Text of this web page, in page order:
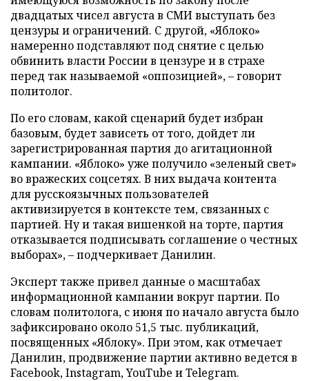
двадцатых чисел августа в СМИ выступать без
цензуры и ограничений. С другой, «Яблоко»
намеренно подставляют под снятие с целью
обвинить власти России в цензуре и в страхе
перед так называемой «оппозицией», – говорит
политолог.
По его словам, какой сценарий будет избран
базовым, будет зависеть от того, дойдет ли
зарегистрированная партия до агитационной
кампании. «Яблоко» уже получило «зеленый свет»
во вражеских соцсетях. В них выдача контента
для русскоязычных пользователей
активизируется в контексте тем, связанных с
партией. Ну и такая вишенкой на торте, партия
отказывается подписывать соглашение о честных
выборах», – подчеркивает Данилин.
Эксперт также привел данные о масштабах
информационной кампании вокруг партии. По
словам политолога, с июня по начало августа было
зафиксировано около 51,5 тыс. публикаций,
посвященных «Яблоку». При этом, как отмечает
Данилин, продвижение партии активно ведется в
Facebook, Instagram, YouTube и Telegram.